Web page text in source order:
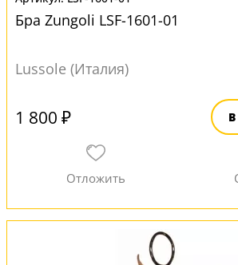
Бра Zungoli LSF-1601-01
Lussole (Италия)
1 800 ₽